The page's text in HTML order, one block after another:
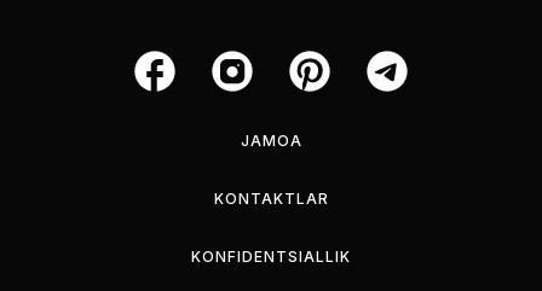
JAMOA
KONTAKTLAR
KONFIDENTSIALLIK